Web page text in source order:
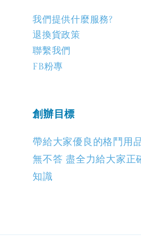
我們提供什麼服務?
退換貨政策
聯繫我們
FB粉專
創辦目標
帶給大家優良的格鬥用
無不答 盡全力給大家正
知識